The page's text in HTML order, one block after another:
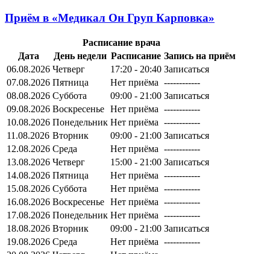
Приём в «Медикал Он Груп Карповка»
Расписание врача
Дата
День недели Расписание Запись на приём
06.08.2026 Четверг 17:20 - 20:40 Записаться
07.08.2026 Пятница Нет приёма ------------
08.08.2026 Суббота 09:00 - 21:00 Записаться
09.08.2026 Воскресенье Нет приёма ------------
10.08.2026 Понедельник Нет приёма ------------
11.08.2026 Вторник 09:00 - 21:00 Записаться
12.08.2026 Среда Нет приёма ------------
13.08.2026 Четверг 15:00 - 21:00 Записаться
14.08.2026 Пятница Нет приёма ------------
15.08.2026 Суббота Нет приёма ------------
16.08.2026 Воскресенье Нет приёма ------------
17.08.2026 Понедельник Нет приёма ------------
18.08.2026 Вторник 09:00 - 21:00 Записаться
19.08.2026 Среда Нет приёма ------------